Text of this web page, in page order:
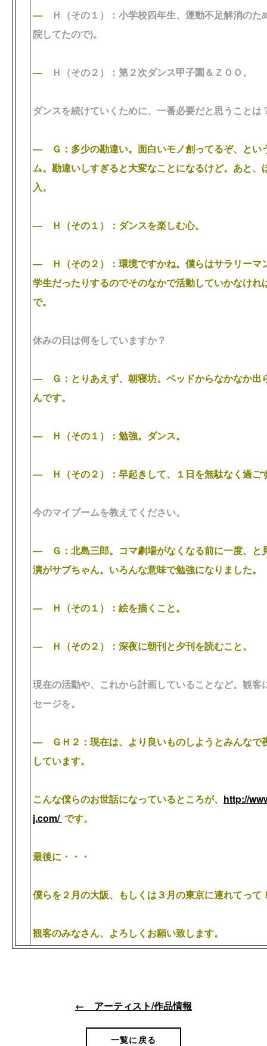
―
Ｈ（その１）：小学校四年生、運動不足解消のた
院してたので)。
― Ｈ（その２）：第２次ダンス甲子園＆ＺＯＯ。
ダンスを続けていくために、一番必要だと思うことは
― Ｇ：多少の勘違い。面白いモノ創ってるぞ、とい
ム。勘違いしすぎると大変なことになるけど。あと、
入。
― Ｈ（その１）：ダンスを楽しむ心。
―
Ｈ（その２）：環境ですかね。僕らはサラリーマ
学生だったりするのでそのなかで活動していかなけれ
で。
休みの日は何をしていますか？
― Ｇ：とりあえず、朝寝坊。ベッドからなかなか出
んです。
― Ｈ（その１）：勉強。ダンス。
― Ｈ（その２）：早起きして、１日を無駄なく過ご
今のマイブームを教えてください。
― Ｇ：北島三郎。コマ劇場がなくなる前に一度、と
演がサブちゃん。いろんな意味で勉強になりました。
― Ｈ（その１）：絵を描くこと。
― Ｈ（その２）：深夜に朝刊と夕刊を読むこと。
現在の活動や、これから計画していることなど。観客
セージを。
― ＧＨ２：現在は、より良いものしようとみんなで
しています。
こんな僕らのお世話になっているところが、 http://
j.com/ です。
最後に・・・
僕らを２月の大阪、もしくは３月の東京に連れてって
観客のみなさん、よろしくお願い致します。
← アーティスト/作品情報
一覧に戻る